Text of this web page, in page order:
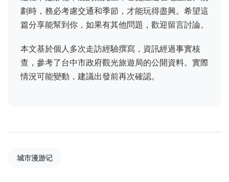
劃時，務必考慮交通和季節，才能玩得盡興。希望這
篇分享能幫到你，如果有其他問題，歡迎留言討論。
本文基於個人多次走訪經驗撰寫，資訊經過事實核
查，參考了台中市政府觀光旅遊局的公開資料。實際
情況可能變動，建議出發前再次確認。
城市漫游记